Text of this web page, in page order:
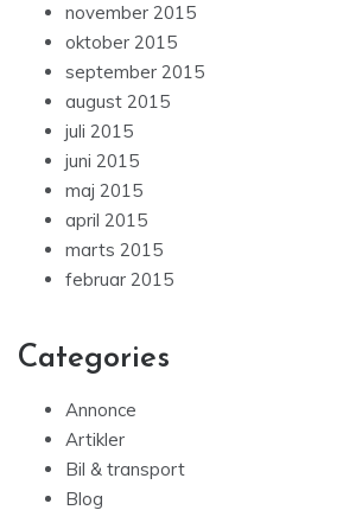
november 2015
oktober 2015
september 2015
august 2015
juli 2015
juni 2015
maj 2015
april 2015
marts 2015
februar 2015
Categories
Annonce
Artikler
Bil & transport
Blog